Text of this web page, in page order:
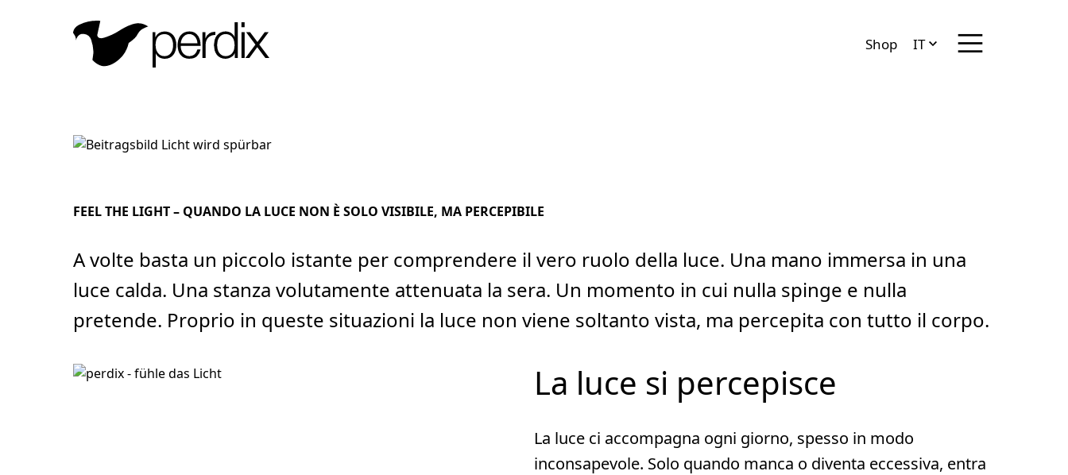
Shop IT Menü anzeigen/
FEEL THE LIGHT – QUANDO LA LUCE NON È SOLO VISIBILE, MA PERCEPIBILE
A volte basta un piccolo istante per comprendere il vero ruolo della luce. Una mano immersa in una
luce calda. Una stanza volutamente attenuata la sera. Un momento in cui nulla spinge e nulla
pretende. Proprio in queste situazioni la luce non viene soltanto vista, ma percepita con tutto il corpo.
La luce si percepisce
La luce ci accompagna ogni giorno, spesso in modo
inconsapevole. Solo quando manca o diventa eccessiva, entra